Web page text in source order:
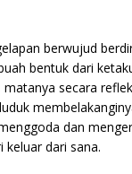
berwujud
bentuk dari
secara reflek
dan
keluar dari sana.